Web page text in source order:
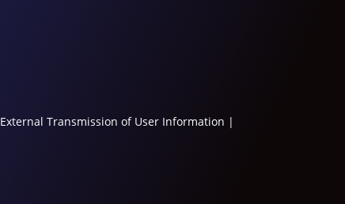
External Transmission of User Information |